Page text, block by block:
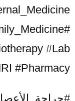
#Lab
#Pharmacy